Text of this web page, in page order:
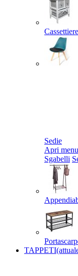
Cassettiere
Sedie
Apri menu
Sgabelli
TAPPETI